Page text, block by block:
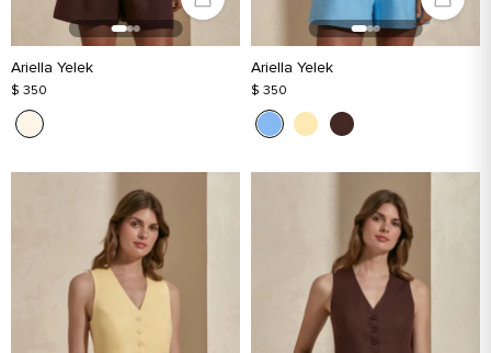
Ariella Yelek
$ 350
Ariella Yelek
$ 350